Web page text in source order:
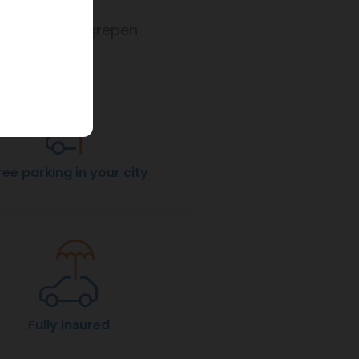
is inbegrepen.
parking in your city
Fully insured